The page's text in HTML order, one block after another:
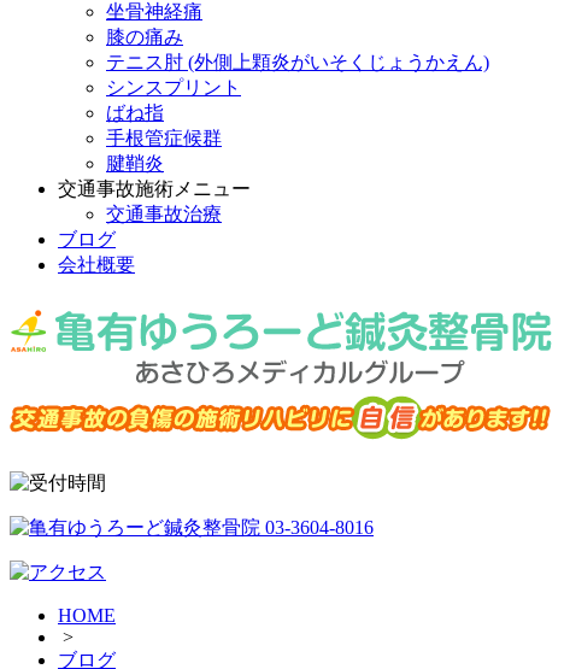
坐骨神経痛
膝の痛み
テニス肘 (外側上顆炎がいそくじょうかえん)
シンスプリント
ばね指
手根管症候群
腱鞘炎
交通事故施術メニュー
交通事故治療
ブログ
会社概要
HOME
>
ブログ